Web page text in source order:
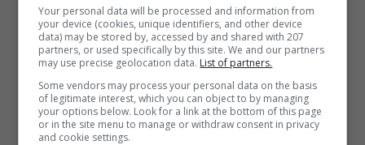
Autres offres de l'entreprise
Recruteur / recruiter
Spécialiste en recrutement
Gestionnaire des ressources humaines /...
Directeur des ressources humaines – canada /...
Conseiller(ère) relation de travail
Spécialiste en recrutement / recruitment...
Your personal data will be processed and information from
your device (cookies, unique identifiers, and other device
data) may be stored by, accessed by and shared with 207
partners, or used specifically by this site. We and our partners
may use precise geolocation data. List of partners.
Some vendors may process your personal data on the basis
of legitimate interest, which you can object to by managing
your options below. Look for a link at the bottom of this page
or in the site menu to manage or withdraw consent in privacy
and cookie settings.